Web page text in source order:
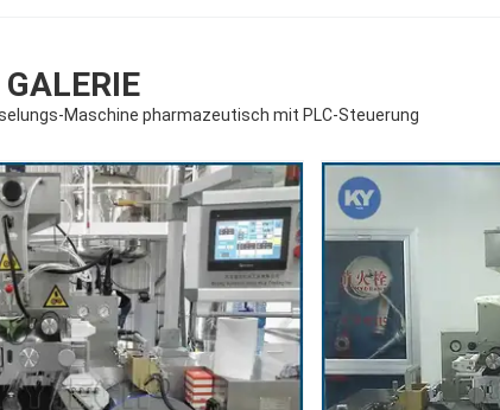
GALERIE
Maschine pharmazeutisch mit PLC-Steuerung